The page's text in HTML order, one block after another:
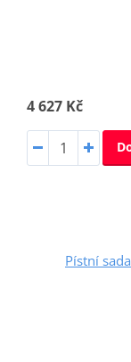
4 627 Kč
Pístní